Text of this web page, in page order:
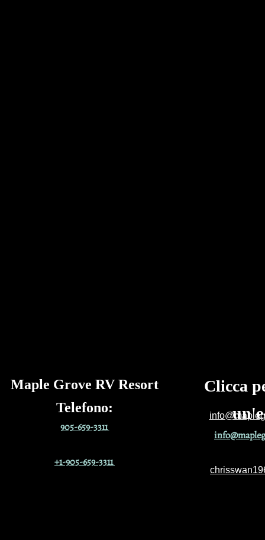
Maple Grove RV Resort
Telefono:
905-659-3311
+1-905-659-3311
Clicca